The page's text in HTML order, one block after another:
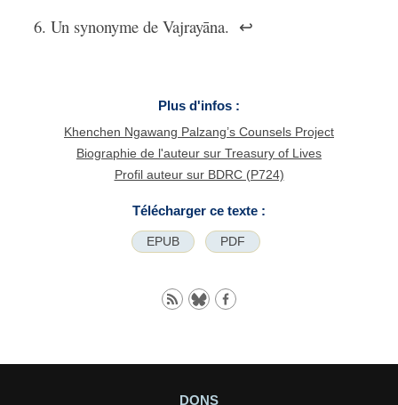
Un synonyme de Vajrayāna. ↩
Plus d'infos :
Khenchen Ngawang Palzang’s Counsels Project
Biographie de l'auteur sur Treasury of Lives
Profil auteur sur BDRC (P724)
Télécharger ce texte :
EPUB PDF
DONS